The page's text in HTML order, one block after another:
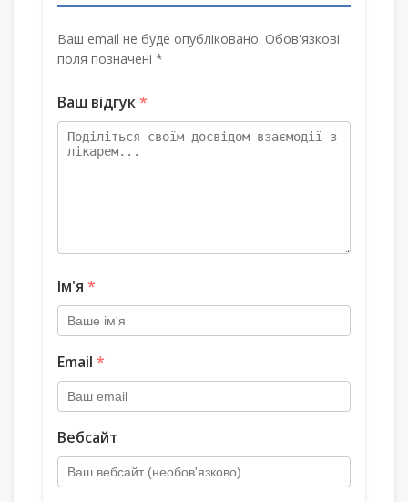
Ваш email не буде опубліковано. Обов'язкові
поля позначені *
Ваш відгук*
Ім'я *
Email *
Вебсайт